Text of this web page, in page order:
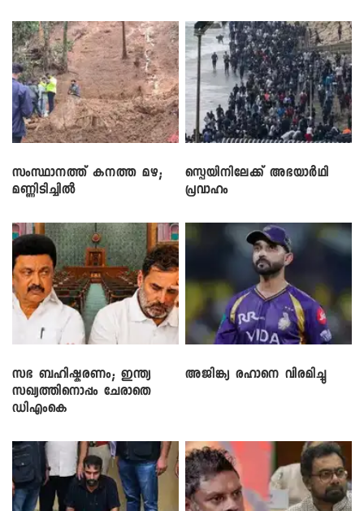
സംസ്ഥാനത്ത് കനത്ത മഴ;
മണ്ണിടിച്ചിൽ
സ്പെയിനിലേക്ക് അഭയാർഥി
പ്രവാഹം
സഭ ബഹിഷ്കരണം; ഇന്ത്യ
സഖ്യത്തിനൊപ്പം ചേരാതെ
ഡിഎംകെ
അജിങ്ക്യ രഹാനെ വിരമിച്ചു